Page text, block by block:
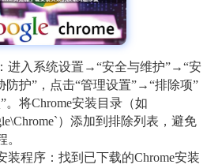
进入系统设置→“安全与维护”→“安
护”，点击“管理设置”→“排除项”
将Chrome安装目录（如
）添加到排除列表，避免
装程序：找到已下载的Chrome安装